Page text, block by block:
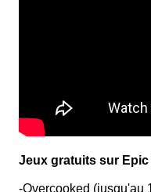
Jeux gratuits sur Epic
-Overcooked (jusqu'au